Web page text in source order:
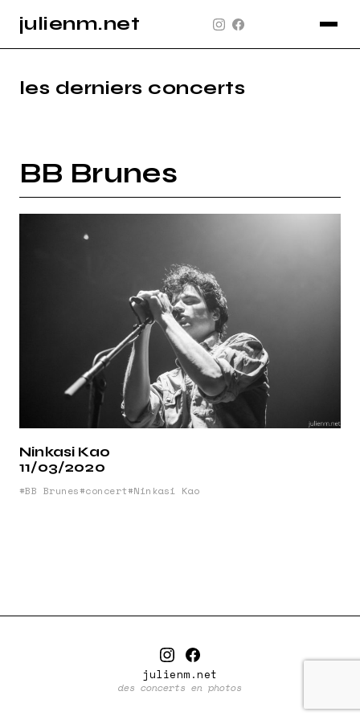
julienm.net
CONCERT
GLASTONBURY
INFO
PLAN DU SITE
les derniers concerts
BB Brunes
Ninkasi Kao
11/03/2020
BB Brunes concert Ninkasi Kao
julienm.net
des concerts en photos